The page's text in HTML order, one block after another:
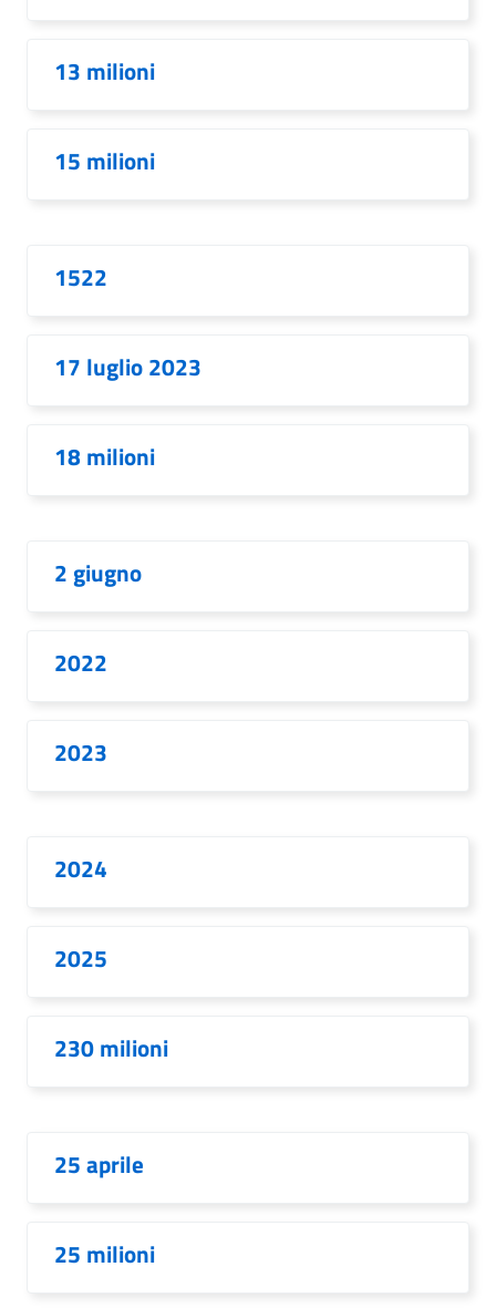
13 milioni
15 milioni
1522
17 luglio 2023
18 milioni
2 giugno
2022
2023
2024
2025
230 milioni
25 aprile
25 milioni